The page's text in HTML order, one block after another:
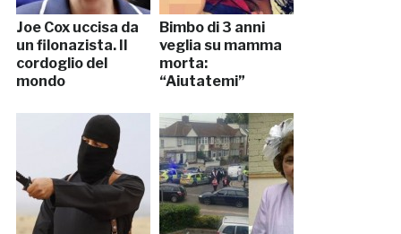
Joe Cox uccisa da
un filonazista. Il
cordoglio del
mondo
Bimbo di 3 anni
veglia su mamma
morta:
“Aiutatemi”